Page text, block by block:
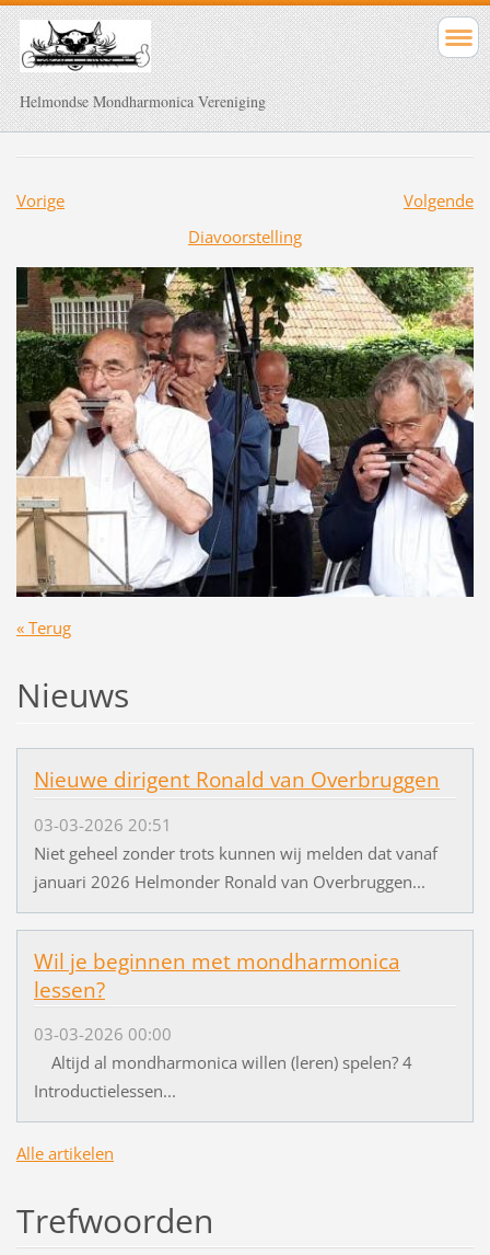
Helmondse Mondharmonica Vereniging
Vorige
Volgende
Diavoorstelling
« Terug
Nieuws
Nieuwe dirigent Ronald van Overbruggen
03-03-2026 20:51
Niet geheel zonder trots kunnen wij melden dat vanaf
januari 2026 Helmonder Ronald van Overbruggen...
Wil je beginnen met mondharmonica
lessen?
03-03-2026 00:00
Altijd al mondharmonica willen (leren) spelen? 4
Introductielessen...
Alle artikelen
Trefwoorden